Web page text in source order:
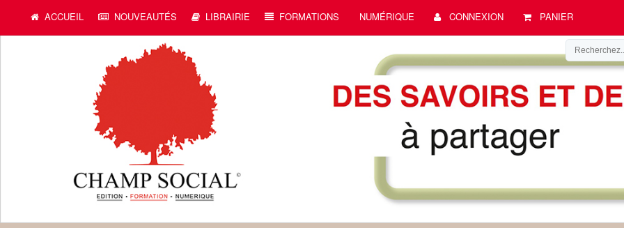
ACCUEIL NOUVEAUTÉS LIBRAIRIE FORMATIONS NUMÉRIQUE CONNEXION PANIER